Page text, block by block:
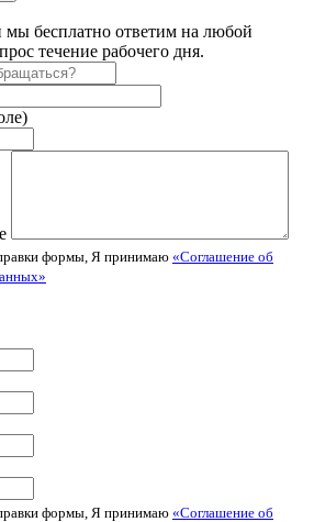
мы бесплатно ответим на любой
течение рабочего дня.
формы, Я принимаю «Соглашение об
формы, Я принимаю «Соглашение об